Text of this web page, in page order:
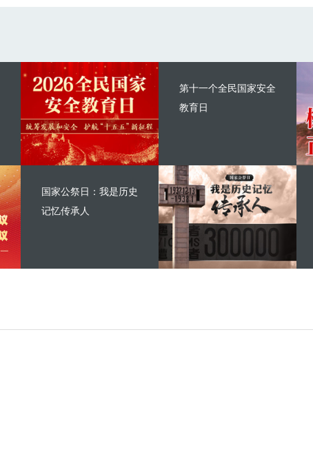
第十一个全民国家安全
教育日
国家公祭日：我是历史
记忆传承人